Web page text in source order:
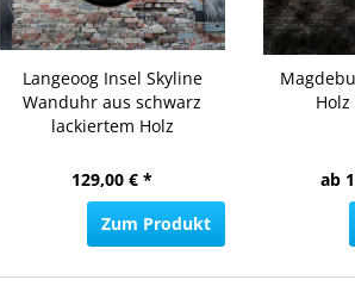
Langeoog Insel Skyline
Wanduhr aus schwarz
lackiertem Holz
129,00 € *
Zum Produkt
ab